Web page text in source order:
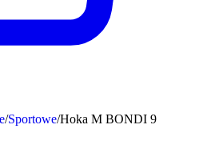
/Sportowe/Hoka M BONDI 9